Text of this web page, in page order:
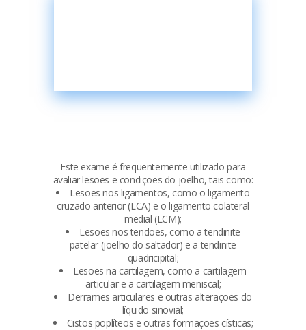
Este exame é frequentemente utilizado para
avaliar lesões e condições do joelho, tais como:
Lesões nos ligamentos, como o ligamento
cruzado anterior (LCA) e o ligamento colateral
medial (LCM);
Lesões nos tendões, como a tendinite
patelar (joelho do saltador) e a tendinite
quadricipital;
Lesões na cartilagem, como a cartilagem
articular e a cartilagem meniscal;
Derrames articulares e outras alterações do
líquido sinovial;
Cistos poplíteos e outras formações císticas;